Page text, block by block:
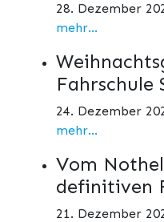
28. Dezember
mehr...
Fahrschule
24. Dezember
mehr...
Vom
definitiven
21. Dezember